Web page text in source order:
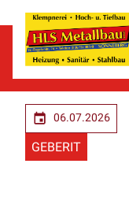
HLS
Metallbau
06.07.2026
GEBERIT